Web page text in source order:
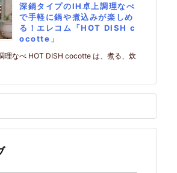
深鍋タイプのIH卓上調理なべ
で手軽に鍋や煮込みが楽しめ
る！エレコム「HOT DISH c
ocotte」
理なべ HOT DISH cocotte は、煮る、炊